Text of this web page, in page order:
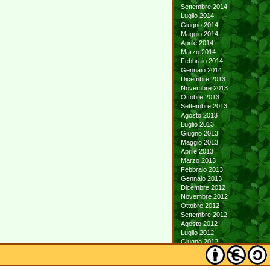
Settembre 2014
Luglio 2014
Giugno 2014
Maggio 2014
Aprile 2014
Marzo 2014
Febbraio 2014
Gennaio 2014
Dicembre 2013
Novembre 2013
Ottobre 2013
Settembre 2013
Agosto 2013
Luglio 2013
Giugno 2013
Maggio 2013
Aprile 2013
Marzo 2013
Febbraio 2013
Gennaio 2013
Dicembre 2012
Novembre 2012
Ottobre 2012
Settembre 2012
Agosto 2012
Luglio 2012
Giugno 2012
Maggio 2012
Aprile 2012